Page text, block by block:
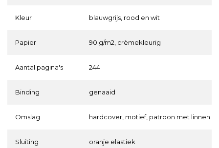
Kleur blauwgrijs, rood en wit
Papier 90 g/m2, crèmekleurig
Aantal pagina's 244
Binding genaaid
Omslag hardcover, motief, patroon met linnen
Sluiting oranje elastiek